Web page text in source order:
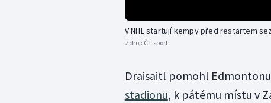
V NHL startují kempy před restartem
Zdroj: ČT sport
Draisaitl pomohl
stadionu, k pátému místu v